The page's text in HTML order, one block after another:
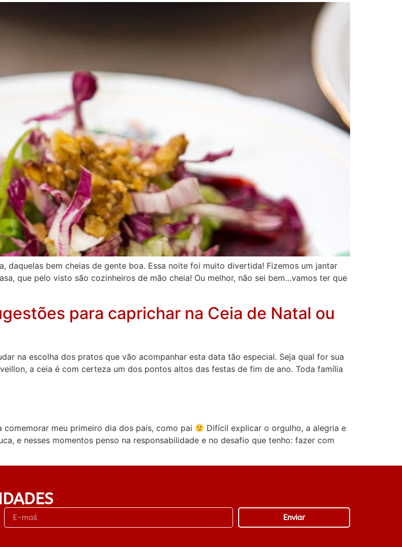
daquelas bem cheias de gente boa. Essa noite foi muito divertida! Fizemos um jantar
que pelo visto são cozinheiros de mão cheia! Ou melhor, não sei bem…vamos ter que
para caprichar na Ceia de Natal ou
na escolha dos pratos que vão acompanhar esta data tão especial. Seja qual for sua
a ceia é com certeza um dos pontos altos das festas de fim de ano. Toda família
meu primeiro dia dos pais, como pai
Difícil explicar o orgulho, a alegria e
e nesses momentos penso na responsabilidade e no desafio que tenho: fazer com
Enviar